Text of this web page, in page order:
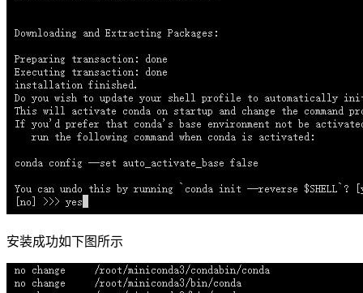
安装成功如下图所示